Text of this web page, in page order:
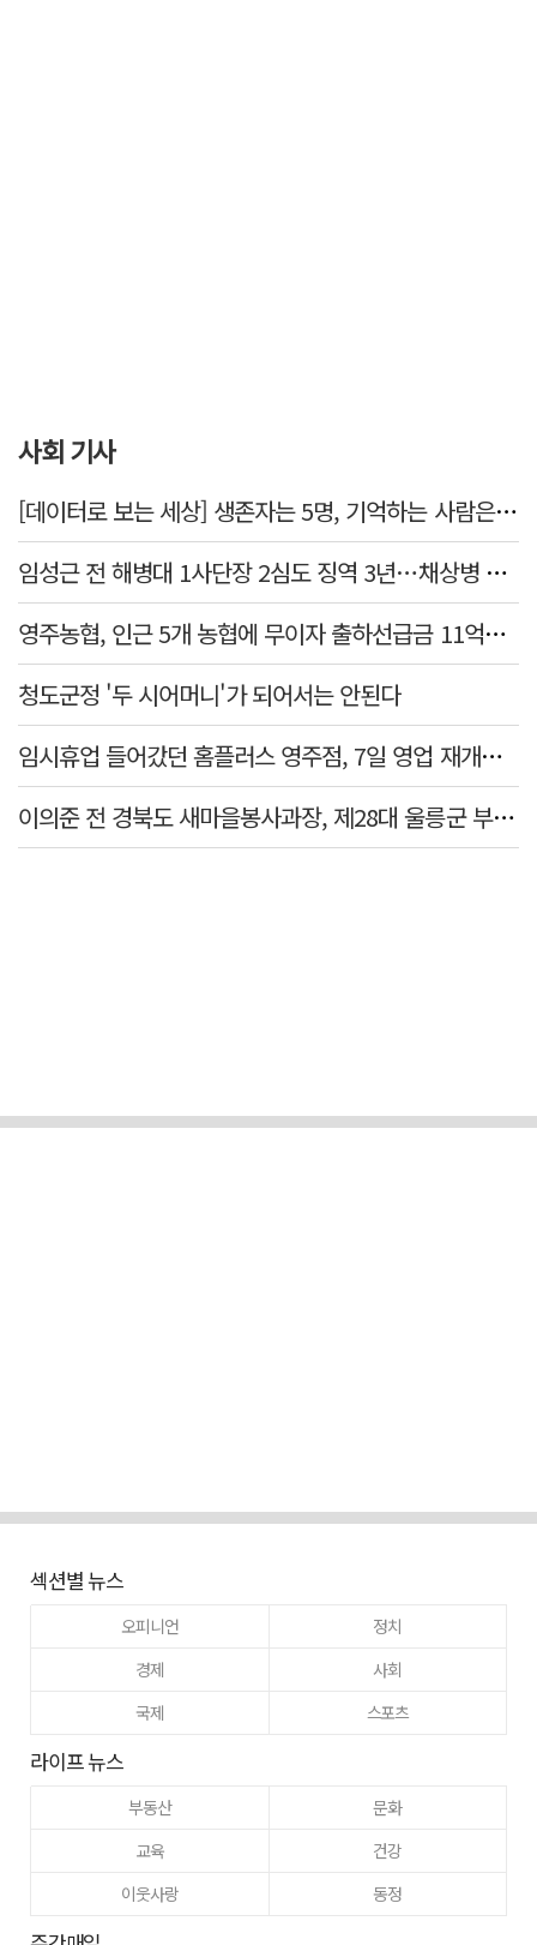
사회 기사
[데이터로 보는 세상] 생존자는 5명, 기억하는 사람은 늘었다
임성근 전 해병대 1사단장 2심도 징역 3년…채상병 순직 책임 유죄
영주농협, 인근 5개 농협에 무이자 출하선급금 11억원 지원…상생 유통망 강화
청도군정 '두 시어머니'가 되어서는 안된다
임시휴업 들어갔던 홈플러스 영주점, 7일 영업 재개…지하 1층만 운영
이의준 전 경북도 새마을봉사과장, 제28대 울릉군 부군수 취임
섹션별 뉴스
오피니언
정치
경제
사회
국제
스포츠
라이프 뉴스
부동산
문화
교육
건강
이웃사랑
동정